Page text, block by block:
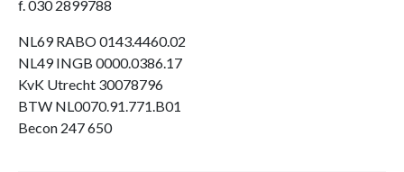
f. 030 2899788
NL69 RABO 0143.4460.02
NL49 INGB 0000.0386.17
KvK Utrecht 30078796
BTW NL0070.91.771.B01
Becon 247 650